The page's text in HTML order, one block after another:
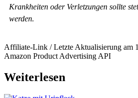
Krankheiten oder Verletzungen sollte
werden.
Affiliate-Link / Letzte Aktualisierung am
Amazon Product Advertising API
Weiterlesen